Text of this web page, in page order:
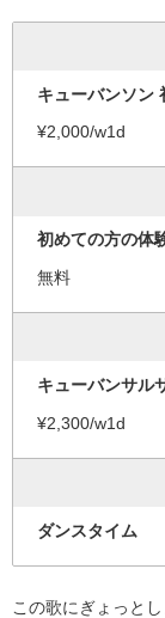
キューバンソン
¥2,000/w1d
初めての方の体
無料
キューバンサル
¥2,300/w1d
ダンスタイム
この歌にぎょっと